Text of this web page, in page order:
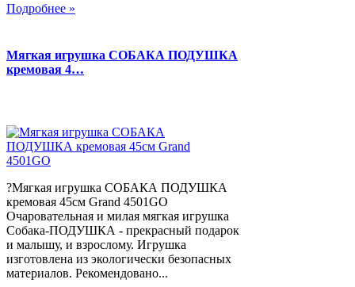
Подробнее »
Мягкая игрушка СОБАКА ПОДУШКА
кремовая 4…
?Мягкая игрушка СОБАКА ПОДУШКА
кремовая 45см Grand 4501GO
Очаровательная и милая мягкая игрушка
Собака-ПОДУШКА - прекрасный подарок
и малышу, и взрослому. Игрушка
изготовлена из экологически безопасных
материалов. Рекомендовано...